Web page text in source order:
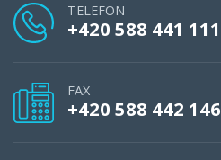
TELEFON
+420 588 441 111
FAX
+420 588 442 146